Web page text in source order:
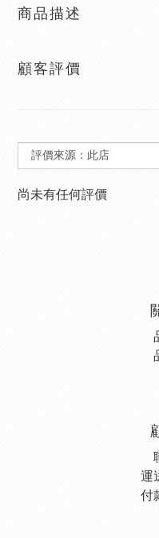
商品描述
顧客評價
尚未有任何評價
運
付